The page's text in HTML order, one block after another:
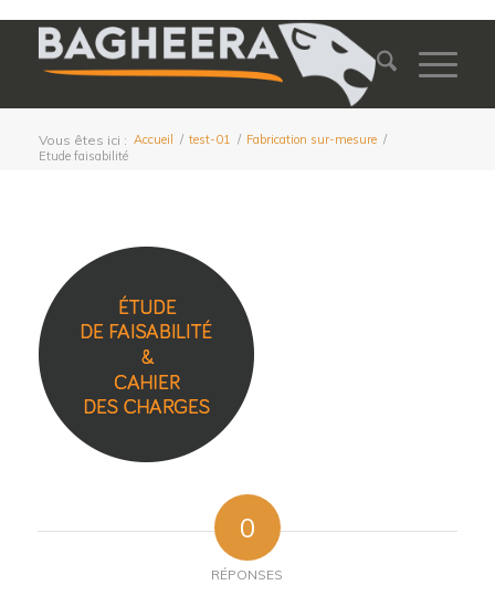
Vous êtes ici : Accueil / test-01 / Fabrication sur-mesure /
Etude faisabilité
0
RÉPONSES